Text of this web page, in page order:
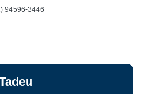
94596-3446